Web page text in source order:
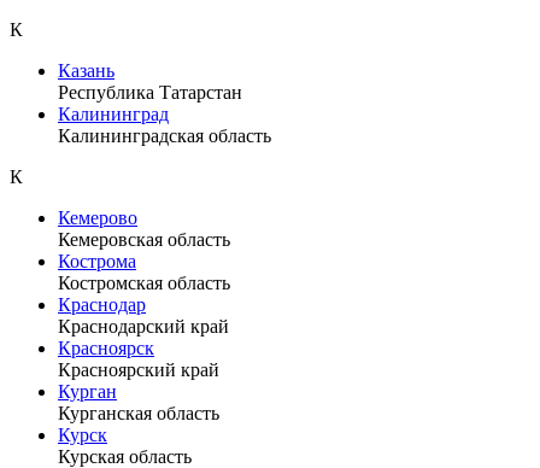
К
Казань
Республика Татарстан
Калининград
Калининградская область
К
Кемерово
Кемеровская область
Кострома
Костромская область
Краснодар
Краснодарский край
Красноярск
Красноярский край
Курган
Курганская область
Курск
Курская область